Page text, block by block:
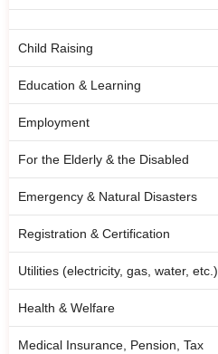
Child Raising
Education & Learning
Employment
For the Elderly & the Disabled
Emergency & Natural Disasters
Registration & Certification
Utilities (electricity, gas, water, etc.)
Health & Welfare
Medical Insurance, Pension, Tax